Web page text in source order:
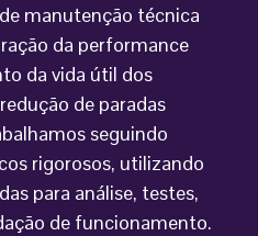
manutenção técnica
da performance
da vida útil dos
de paradas
seguindo
rigorosos, utilizando
para análise, testes,
de funcionamento.